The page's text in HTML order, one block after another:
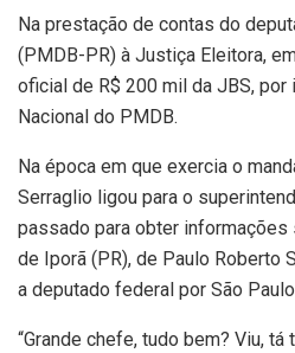
Na prestação de contas do
(PMDB-PR) à Justiça Eleitora,
oficial de R$ 200 mil da JBS,
Nacional do PMDB.
Na época em que exercia o
Serraglio ligou para o
passado para obter
de Iporã (PR), de Paulo Roberto
a deputado federal por São
“Grande chefe, tudo bem? Viu,